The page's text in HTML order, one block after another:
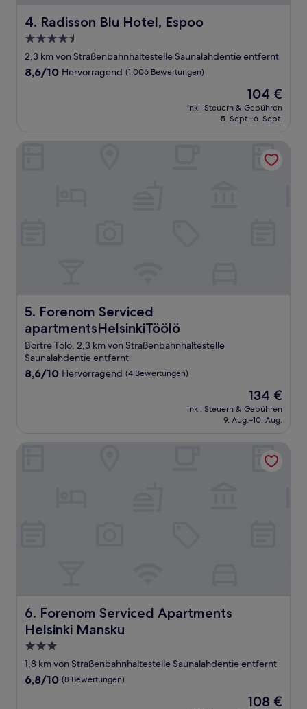
4. Radisson Blu Hotel, Espoo
Radisson Blu Hotel, Espoo
4.5-
Sterne-
Unterkunft
2,3 km von Straßenbahnhaltestelle Saunalahdentie entfernt
8.6
8,6/10 Hervorragend (1.006 Bewertungen)
Der
Preis
beträgt
104 €
inkl. Steuern & Gebühren
5. Sept.–6. Sept.
5. Forenom Serviced
apartmentsHelsinkiTöölö
Forenom Serviced apartmentsHelsinkiTöölö
Bortre Tölö, 2,3 km von Straßenbahnhaltestelle
Saunalahdentie entfernt
8.6
8,6/10 Hervorragend (4 Bewertungen)
Der
Preis
beträgt
134 €
inkl. Steuern & Gebühren
9. Aug.–10. Aug.
6. Forenom Serviced Apartments
Helsinki Mansku
Forenom Serviced Apartments Helsinki Mansku
3.0-
Sterne-
Unterkunft
1,8 km von Straßenbahnhaltestelle Saunalahdentie entfernt
6.8
6,8/10 (8 Bewertungen)
Der
108 €